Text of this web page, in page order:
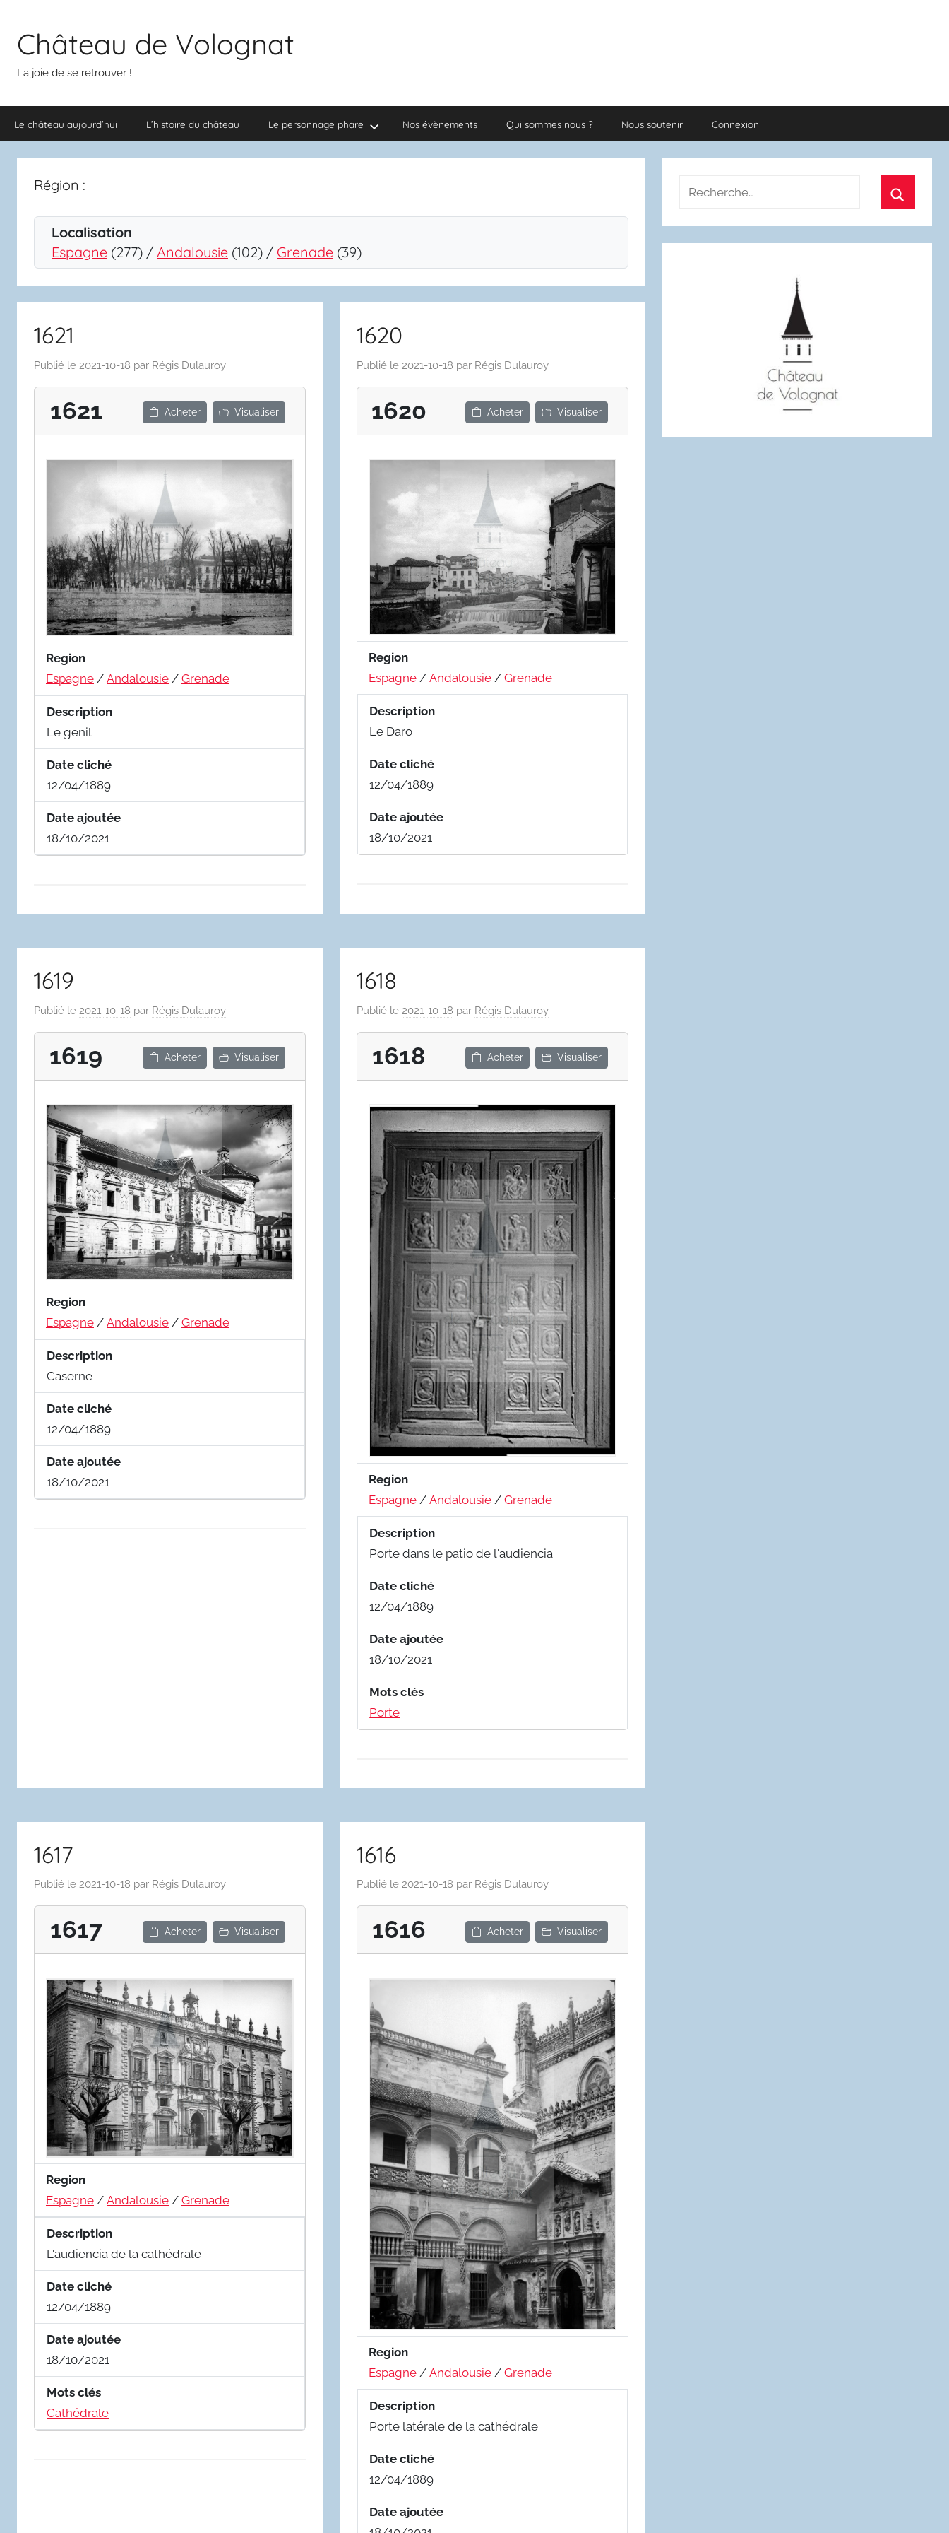
contenuChâteau de Volognat
La joie de se retrouver !
Le château aujourd’hui L’histoire du château Le personnage phare Nos évènements Qui sommes nous ? Nous soutenir Connexion
Région :
Localisation
Espagne (277) / Andalousie (102) / Grenade (39)
1621
Publié le 2021-10-18 par Régis Dulauroy
1621 Acheter Visualiser
Region
Espagne / Andalousie / Grenade
Description
Le genil
Date cliché
12/04/1889
Date ajoutée
18/10/2021
1620
Publié le2021-10-18 par Régis Dulauroy
1620 Acheter Visualiser
Region
Espagne /Andalousie /Grenade
Description
Le Daro
Date cliché
12/04/1889
Date ajoutée
18/10/2021
1619
Publié le 2021-10-18 par Régis Dulauroy
1619 Acheter Visualiser
Region
Espagne / Andalousie / Grenade
Description
Caserne
Date cliché
12/04/1889
Date ajoutée
18/10/2021
1618
Publié le 2021-10-18 par Régis Dulauroy
1618 Acheter Visualiser
Region
Espagne /Andalousie /Grenade
Description
Porte dans le patio de l'audiencia
Date cliché
12/04/1889
Date ajoutée
18/10/2021
Mots clés
Porte
1617
Publié le 2021-10-18 par Régis Dulauroy
1617 Acheter Visualiser
Region
Espagne / Andalousie / Grenade
Description
L'audiencia de la cathédrale
Date cliché
12/04/1889
Date ajoutée
18/10/2021
Mots clés
Cathédrale
1616
Publié le2021-10-18 par Régis Dulauroy
1616 Acheter Visualiser
Region
Espagne /Andalousie /Grenade
Description
Porte latérale de la cathédrale
Date cliché
12/04/1889
Date ajoutée
Recherche
: